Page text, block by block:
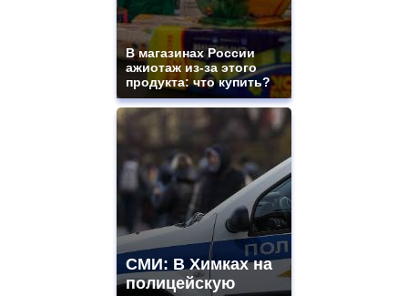
В магазинах России
ажиотаж из-за этого
продукта: что купить?
СМИ: В Химках на
полицейскую